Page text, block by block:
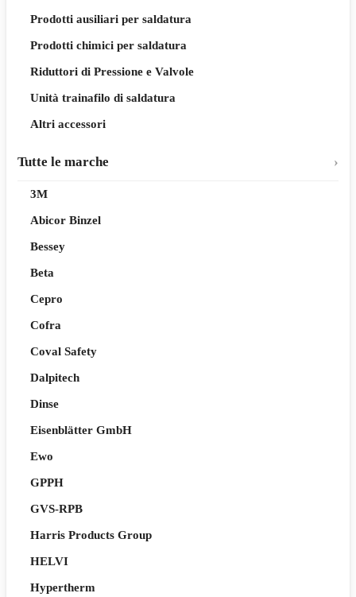
Prodotti ausiliari per saldatura
Prodotti chimici per saldatura
Riduttori di Pressione e Valvole
Unità trainafilo di saldatura
Altri accessori
Tutte le marche
3M
Abicor Binzel
Bessey
Beta
Cepro
Cofra
Coval Safety
Dalpitech
Dinse
Eisenblätter GmbH
Ewo
GPPH
GVS-RPB
Harris Products Group
HELVI
Hypertherm